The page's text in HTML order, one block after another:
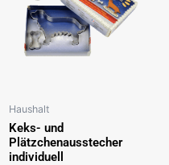
Haushalt
Keks- und
Plätzchenausstecher
individuell